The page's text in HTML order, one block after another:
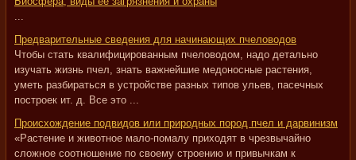
...
Предварительные сведения для начинающих пчеловодов
Чтобы стать квалифицированным пчеловодом, надо детально
изучать жизнь пчел, знать важнейшие медоносные растения,
уметь разбираться в устройстве разных типов ульев, пасечных
построек ит. д. Все это ...
Происхождение подвидов или природных пород пчел и дарвинизм
«Растение и животное мало-помалу приходят в чрезвычайно
сложное соотношение по своему строению и привычкам к